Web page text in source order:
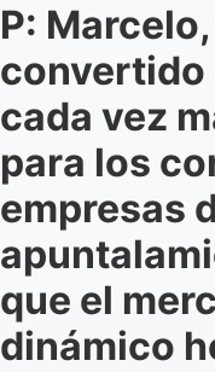
P:
convertido
cada vez
para los
empresas
que el
dinámico